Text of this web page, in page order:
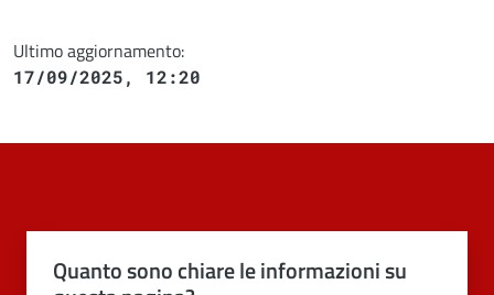
Ultimo aggiornamento:
17/09/2025, 12:20
Quanto sono chiare le informazioni su